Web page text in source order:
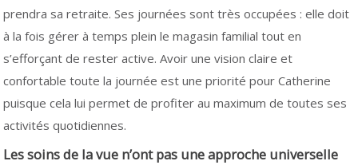
prendra sa retraite. Ses journées sont très occupées : elle doit
à la fois gérer à temps plein le magasin familial tout en
s’efforçant de rester active. Avoir une vision claire et
confortable toute la journée est une priorité pour Catherine
puisque cela lui permet de profiter au maximum de toutes ses
activités quotidiennes.
Les soins de la vue n’ont pas une approche universelle